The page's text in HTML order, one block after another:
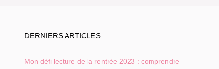
DERNIERS ARTICLES
Mon défi lecture de la rentrée 2023 : comprendre